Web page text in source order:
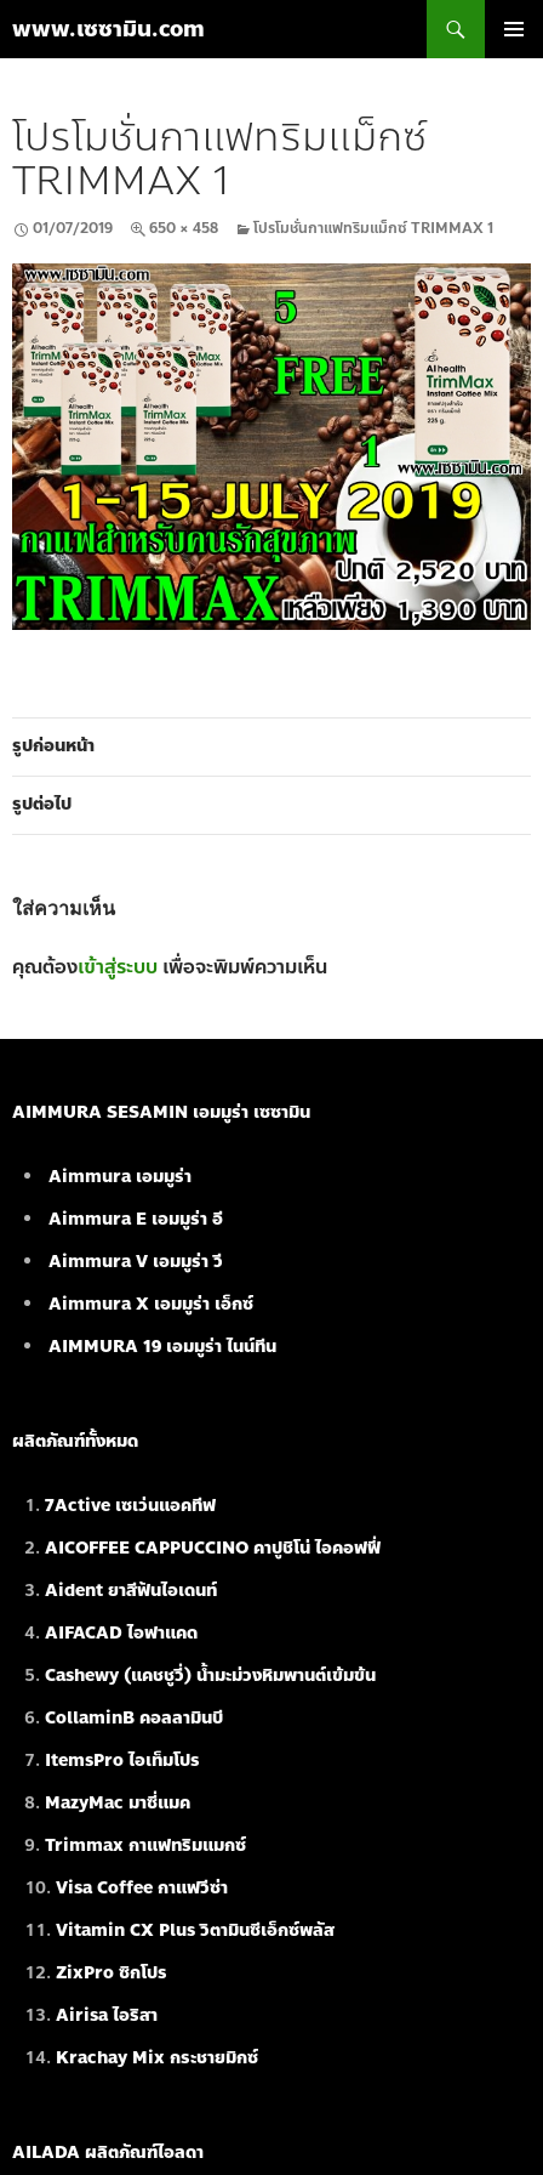
www.เซซามิน.com
เนื้อหา
โปรโมชั่นกาแฟทริมแม็กซ์
TRIMMAX 1
01/07/2019 650 × 458 โปรโมชั่นกาแฟทริมแม็กซ์ TRIMMAX 1
รูปก่อนหน้า
รูปต่อไป
ใส่ความเห็น
คุณต้องเข้าสู่ระบบ เพื่อจะพิมพ์ความเห็น
AIMMURA SESAMIN เอมมูร่า เซซามิน
Aimmura เอมมูร่า
Aimmura E เอมมูร่า อี
Aimmura V เอมมูร่า วี
Aimmura X เอมมูร่า เอ็กซ์
AIMMURA 19 เอมมูร่า ไนน์ทีน
ผลิตภัณฑ์ทั้งหมด
7Active เซเว่นแอคทีฟ
AICOFFEE CAPPUCCINO คาปูชิโน่ ไอคอฟฟี่
Aident ยาสีฟันไอเดนท์
AIFACAD ไอฟาแคด
Cashewy (แคชชูวี่) น้ำมะม่วงหิมพานต์เข้มข้น
CollaminB คอลลามินบี
ItemsPro ไอเท็มโปร
MazyMac มาซี่แมค
Trimmax กาแฟทริมแมกซ์
Visa Coffee กาแฟวีซ่า
Vitamin CX Plus วิตามินซีเอ็กซ์พลัส
ZixPro ซิกโปร
Airisa ไอริสา
Krachay Mix กระชายมิกซ์
AILADA ผลิตภัณฑ์ไอลดา